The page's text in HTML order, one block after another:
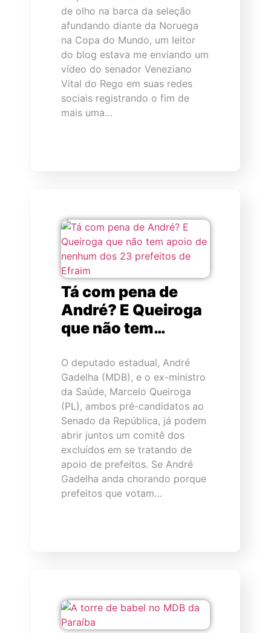
de olho na barca da seleção
afundando diante da Noruega
na Copa do Mundo, um leitor
do blog estava me enviando um
vídeo do senador Veneziano
Vital do Rego em suas redes
sociais registrando o fim de
mais uma…
Tá com pena de
André? E Queiroga
que não tem…
O deputado estadual, André
Gadelha (MDB), e o ex-ministro
da Saúde, Marcelo Queiroga
(PL), ambos pré-candidatos ao
Senado da República, já podem
abrir juntos um comitê dos
excluídos em se tratando de
apoio de prefeitos. Se André
Gadelha anda chorando porque
prefeitos que votam…